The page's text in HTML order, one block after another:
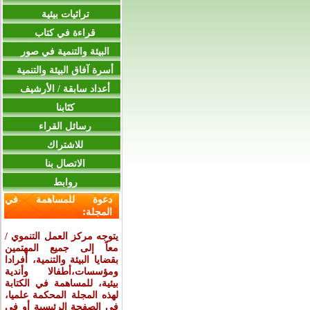
تراثيات بيئية
قراءة في كتاب
البيئة والتنمية في صور
أسرة آفاق البيئة والتنمية
أعداد سابقة / الأرشيف
كتَابنا
رسائل القراء
للاشتراك
الاتصال بنا
روابط
دعوة للمساهمة في
المجلة:
يتوجه مركز العمل التنموي /
معاً إلى جميع المهتمين
بقضايا البيئة والتنمية، أفرادا
ومؤسسات،أطفالا وأندية
بيئية، للمساهمة في الكتابة
لهذه المجلة المحكمة علميا،
في الصفحة الرئيسية أو في